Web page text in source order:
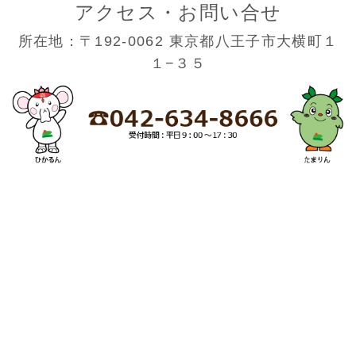
アクセス・お問い合せ
所在地：〒192-0062 東京都八王子市大横町１
１−３５